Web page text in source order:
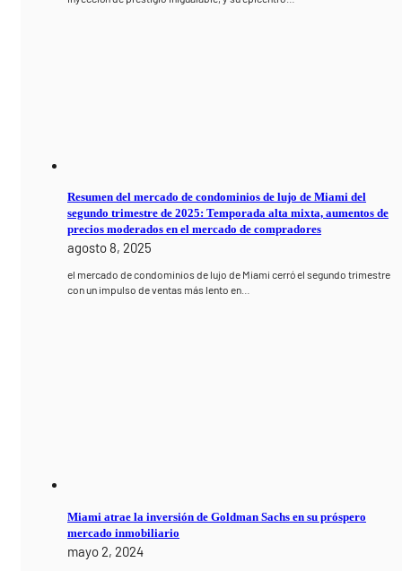
Resumen del mercado de condominios de lujo de Miami del
segundo trimestre de 2025: Temporada alta mixta, aumentos de
precios moderados en el mercado de compradores
agosto 8, 2025
el mercado de condominios de lujo de Miami cerró el segundo trimestre
con un impulso de ventas más lento en…
Miami atrae la inversión de Goldman Sachs en su próspero
mercado inmobiliario
mayo 2, 2024